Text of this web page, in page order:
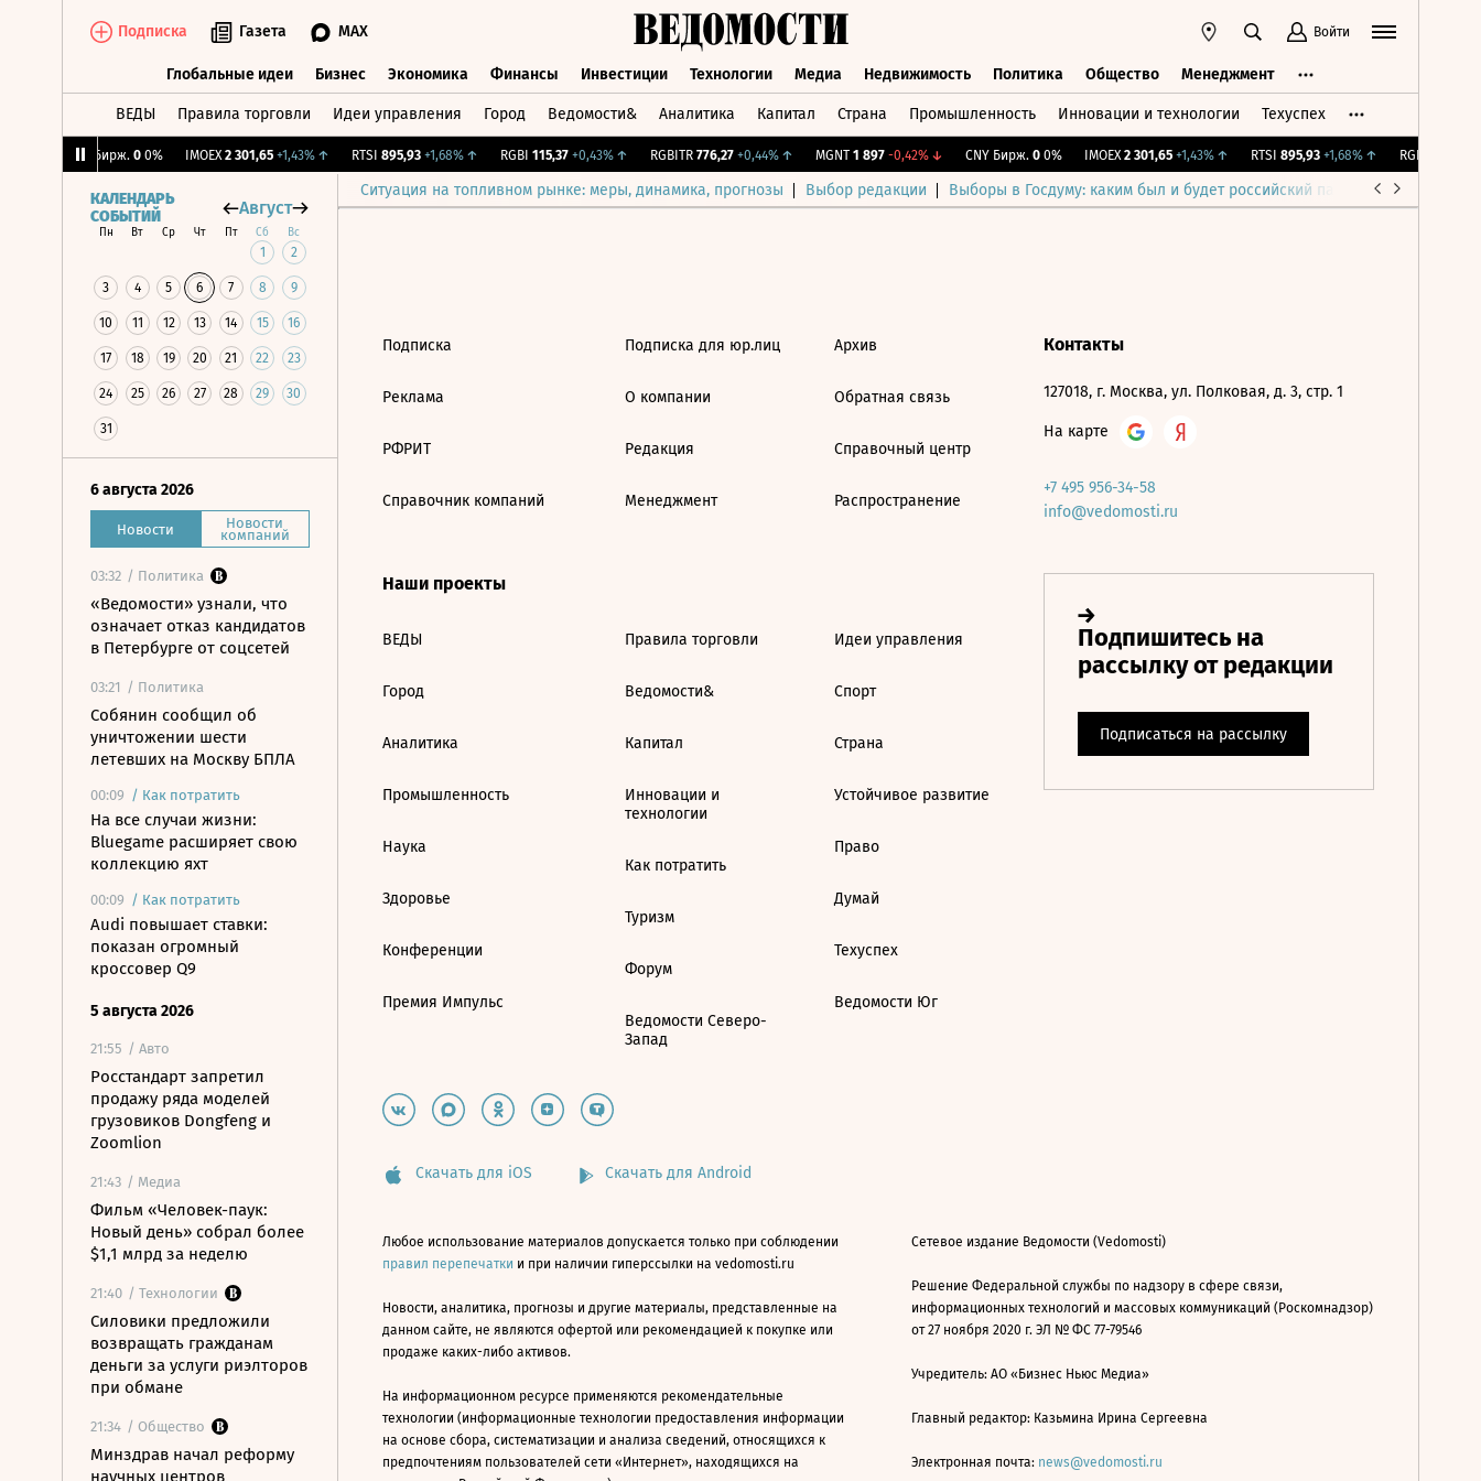
Подписка Газета MAX Войти
Глобальные идеи Бизнес Экономика Финансы Инвестиции Технологии Медиа Недвижимость Политика Общество Менеджмент
ВЕДЫ Правила торговли Идеи управления Город Ведомости& Аналитика Капитал Страна Промышленность Инновации и технологии Техуспех
CNY Бирж. 0 0% IMOEX 2 301,65 +1,43%↑ RTSI 895,93 +1,68%↑ RGBI 115,37 +0,43%↑ RGBITR 776,27 +0,44%↑ MGNT 1 897 -0,42%↓ CNY Бирж. 0 0% IMOEX 2 301,65 +1,43%↑ RTSI 895,93 +1,68%↑ RGBI
Ситуация на топливном рынке: меры, динамика, прогнозы Выбор редакции Выборы в Госдуму: каким был и будет российский парламент
КАЛЕНДАРЬ
СОБЫТИЙ
Август
Пн Вт Ср Чт Пт Сб Вс
1 2
3 4 5 6 7 8 9
10 11 12 13 14 15 16
17 18 19 20 21 22 23
24 25 26 27 28 29 30
31
6 августа 2026
Новости Новости
компаний
03:32 / Политика
«Ведомости» узнали, что
означает отказ кандидатов
в Петербурге от соцсетей
03:21 / Политика
Собянин сообщил об
уничтожении шести
летевших на Москву БПЛА
00:09 / Как потратить
На все случаи жизни:
Bluegame расширяет свою
коллекцию яхт
00:09 / Как потратить
Audi повышает ставки:
показан огромный
кроссовер Q9
5 августа 2026
21:55 / Авто
Росстандарт запретил
продажу ряда моделей
грузовиков Dongfeng и
Zoomlion
21:43 / Медиа
Фильм «Человек-паук:
Новый день» собрал более
$1,1 млрд за неделю
21:40 / Технологии
Силовики предложили
возвращать гражданам
деньги за услуги риэлторов
при обмане
21:34 / Общество
Минздрав начал реформу
научных центров
Подписка
Реклама
РФРИТ
Справочник компаний
Подписка для юр.лиц
О компании
Редакция
Менеджмент
Архив
Обратная связь
Справочный центр
Распространение
Наши проекты
ВЕДЫ
Город
Аналитика
Промышленность
Наука
Здоровье
Конференции
Премия Импульс
Правила торговли
Ведомости&
Капитал
Инновации и
технологии
Как потратить
Туризм
Форум
Ведомости Северо-
Запад
Идеи управления
Спорт
Страна
Устойчивое развитие
Право
Думай
Техуспех
Ведомости Юг
Контакты
127018, г. Москва, ул. Полковая, д. 3, стр. 1
На карте
+7 495 956-34-58
info@vedomosti.ru
Скачать для iOS Скачать для Android
Любое использование материалов допускается только при соблюдении
правил перепечатки и при наличии гиперссылки на vedomosti.ru
Новости, аналитика, прогнозы и другие материалы, представленные на
данном сайте, не являются офертой или рекомендацией к покупке или
продаже каких-либо активов.
На информационном ресурсе применяются рекомендательные
технологии (информационные технологии предоставления информации
на основе сбора, систематизации и анализа сведений, относящихся к
предпочтениям пользователей сети «Интернет», находящихся на
Сетевое издание Ведомости (Vedomosti)
Решение Федеральной службы по надзору в сфере связи,
информационных технологий и массовых коммуникаций (Роскомнадзор)
от 27 ноября 2020 г. ЭЛ № ФС 77-79546
Учредитель: АО «Бизнес Ньюс Медиа»
Главный редактор: Казьмина Ирина Сергеевна
Электронная почта: news@vedomosti.ru